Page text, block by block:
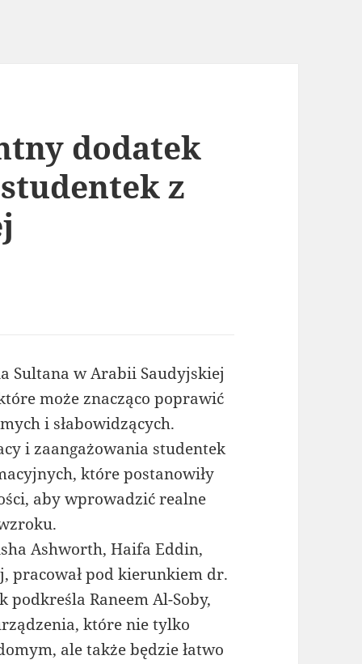
dodatek
z
Sultana w Arabii Saudyjskiej
może znacząco poprawić
i słabowidzących.
i zaangażowania studentek
które postanowiły
aby wprowadzić realne
Ashworth, Haifa Eddin,
pracował pod kierunkiem dr.
podkreśla Raneem Al-Soby,
które nie tylko
ale także będzie łatwo